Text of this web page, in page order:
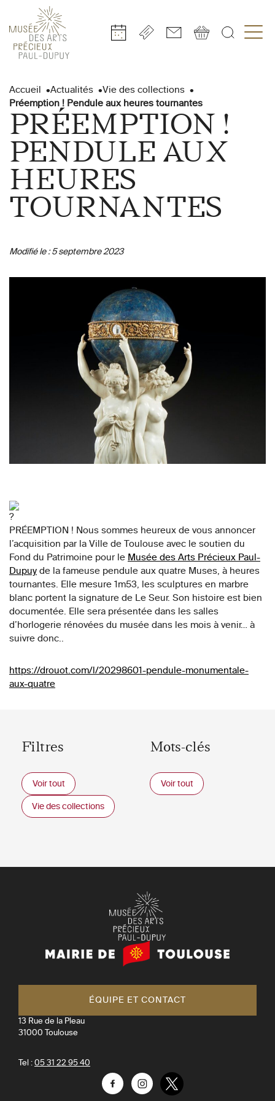
Gestion de vos préférences sur les cookies
au
contenu
principal
à
la
page
Accueil Actualités
Vie des collections
Préemption ! Pendule aux heures tournantes
PRÉEMPTION !
PENDULE AUX
HEURES
TOURNANTES
Modifié le :5 septembre 2023
PRÉEMPTION ! Nous sommes heureux de vous annoncer
l’acquisition par la Ville de Toulouse avec le soutien du
Fond du Patrimoine pour le Musée des Arts Précieux Paul-
Dupuy de la fameuse pendule aux quatre Muses, à heures
tournantes. Elle mesure 1m53, les sculptures en marbre
blanc portent la signature de Le Seur. Son histoire est bien
documentée. Elle sera présentée dans les salles
d’horlogerie rénovées du musée dans les mois à venir… à
suivre donc..
https://drouot.com/l/20298601-pendule-monumentale-
aux-quatre
Filtres
Voir tout
Vie des collections
Mots-clés
Voir tout
Mairie
de
ÉQUIPE ET CONTACT
13 Rue de la Pleau
31000
Toulouse
Tel : 05 31 22 95 40
FacebookInstagramTwitter